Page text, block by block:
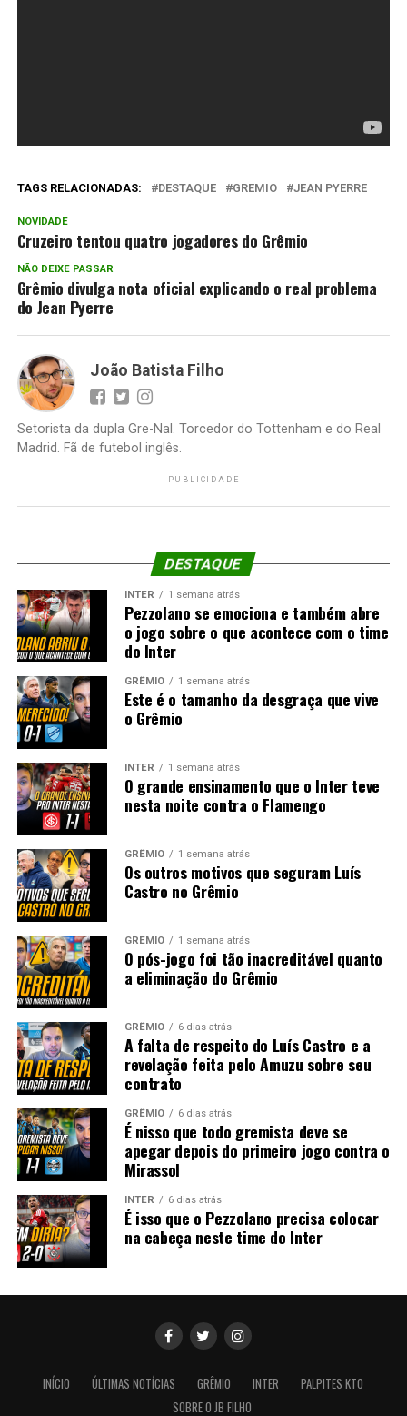
TAGS RELACIONADAS: DESTAQUE GREMIO JEAN PYERRE
NOVIDADE
Cruzeiro tentou quatro jogadores do Grêmio
NÃO DEIXE PASSAR
Grêmio divulga nota oficial explicando o real problema
do Jean Pyerre
João Batista Filho
Setorista da dupla Gre-Nal. Torcedor do Tottenham e do Real
Madrid. Fã de futebol inglês.
PUBLICIDADE
DESTAQUE
INTER 1 semana atrás
Pezzolano se emociona e também abre
o jogo sobre o que acontece com o time
do Inter
GRÊMIO 1 semana atrás
Este é o tamanho da desgraça que vive
o Grêmio
INTER 1 semana atrás
O grande ensinamento que o Inter teve
nesta noite contra o Flamengo
GRÊMIO 1 semana atrás
Os outros motivos que seguram Luís
Castro no Grêmio
GRÊMIO 1 semana atrás
O pós-jogo foi tão inacreditável quanto
a eliminação do Grêmio
GRÊMIO 6 dias atrás
A falta de respeito do Luís Castro e a
revelação feita pelo Amuzu sobre seu
contrato
GRÊMIO 6 dias atrás
É nisso que todo gremista deve se
apegar depois do primeiro jogo contra o
Mirassol
INTER 6 dias atrás
É isso que o Pezzolano precisa colocar
na cabeça neste time do Inter
INÍCIO ÚLTIMAS NOTÍCIAS GRÊMIO INTER
PALPITES KTO
SOBRE O JB FILHO